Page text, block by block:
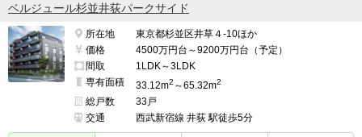
ベルジュール杉並井荻パークサイド
所在地
東京都杉並区井草４-10ほか
価格
4500万円台～9200万円台（予定）
間取
1LDK～3LDK
専有面積
33.12m2 ～65.32m2
総戸数
33戸
交通
西武新宿線 井荻 駅徒歩5分